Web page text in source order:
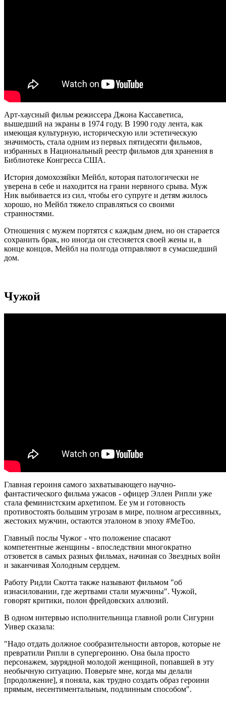
Арт-хаусный фильм режиссера Джона Кассаветиса,
вышедший на экраны в 1974 году. В 1990 году лента, как
имеющая культурную, историческую или эстетическую
значимость, стала одним из первых пятидесяти фильмов,
избранных в Национальный реестр фильмов для хранения в
Библиотеке Конгресса США.
История домохозяйки Мейбл, которая патологически не
уверена в себе и находится на грани нервного срыва. Муж
Ник выбивается из сил, чтобы его супруге и детям жилось
хорошо, но Мейбл тяжело справляться со своими
странностями.
Отношения с мужем портятся с каждым днем, но он старается
сохранить брак, но иногда он стесняется своей жены и, в
конце концов, Мейбл на полгода отправляют в сумасшедший
дом.
Чужой
Главная героиня самого захватывающего научно-
фантастического фильма ужасов - офицер Эллен Рипли уже
стала феминистским архетипом. Ее ум и готовность
противостоять большим угрозам в мире, полном агрессивных,
жестоких мужчин, остаются эталоном в эпоху #MeToo.
Главный послы Чужог - что положение спасают
компетентные женщины - впоследствии многократно
отзовется в самых разных фильмах, начиная со Звездных войн
и заканчивая Холодным сердцем.
Работу Ридли Скотта также называют фильмом "об
изнасиловании, где жертвами стали мужчины". Чужой,
говорят критики, полон фрейдовских аллюзий.
В одном интервью исполнительница главной роли Сигурни
Уивер сказала:
"Надо отдать должное сообразительности авторов, которые не
превратили Рипли в супергероиню. Она была просто
персонажем, заурядной молодой женщиной, попавшей в эту
необычную ситуацию. Поверьте мне, когда мы делали
[продолжение], я поняла, как трудно создать образ героини
прямым, несентиментальным, подлинным способом".